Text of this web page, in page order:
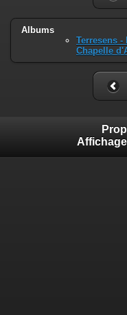
Albums
Terresens -
Chapelle